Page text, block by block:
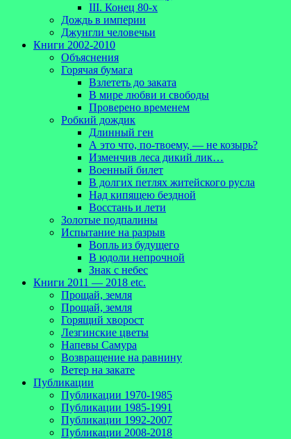
III. Конец 80-х
Дождь в империи
Джунгли человечьи
Книги 2002-2010
Объяснения
Горячая бумага
Взлететь до заката
В мире любви и свободы
Проверено временем
Робкий дождик
Длинный ген
А это что, по-твоему, — не козырь?
Изменчив леса дикий лик…
Военный билет
В долгих петлях житейского русла
Над кипящею бездной
Восстань и лети
Золотые подпалины
Испытание на разрыв
Вопль из будущего
В юдоли непрочной
Знак с небес
Книги 2011 — 2018 etc.
Прощай, земля
Прощай, земля
Горящий хворост
Лезгинские цветы
Напевы Самура
Возвращение на равнину
Ветер на закате
Публикации
Публикации 1970-1985
Публикации 1985-1991
Публикации 1992-2007
Публикации 2008-2018